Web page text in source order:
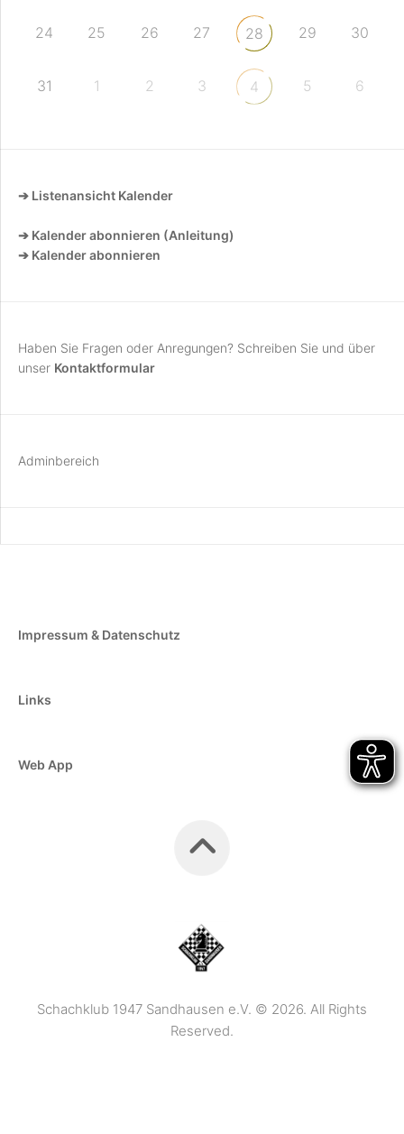
24 25 26 27 28 29 30
31 1 2 3 4 5 6
➔ Listenansicht Kalender
➔ Kalender abonnieren (Anleitung)
➔ Kalender abonnieren
Haben Sie Fragen oder Anregungen? Schreiben Sie und über
unser Kontaktformular
Adminbereich
Impressum & Datenschutz
Links
Web App
Schachklub 1947 Sandhausen e.V. © 2026. All Rights
Reserved.